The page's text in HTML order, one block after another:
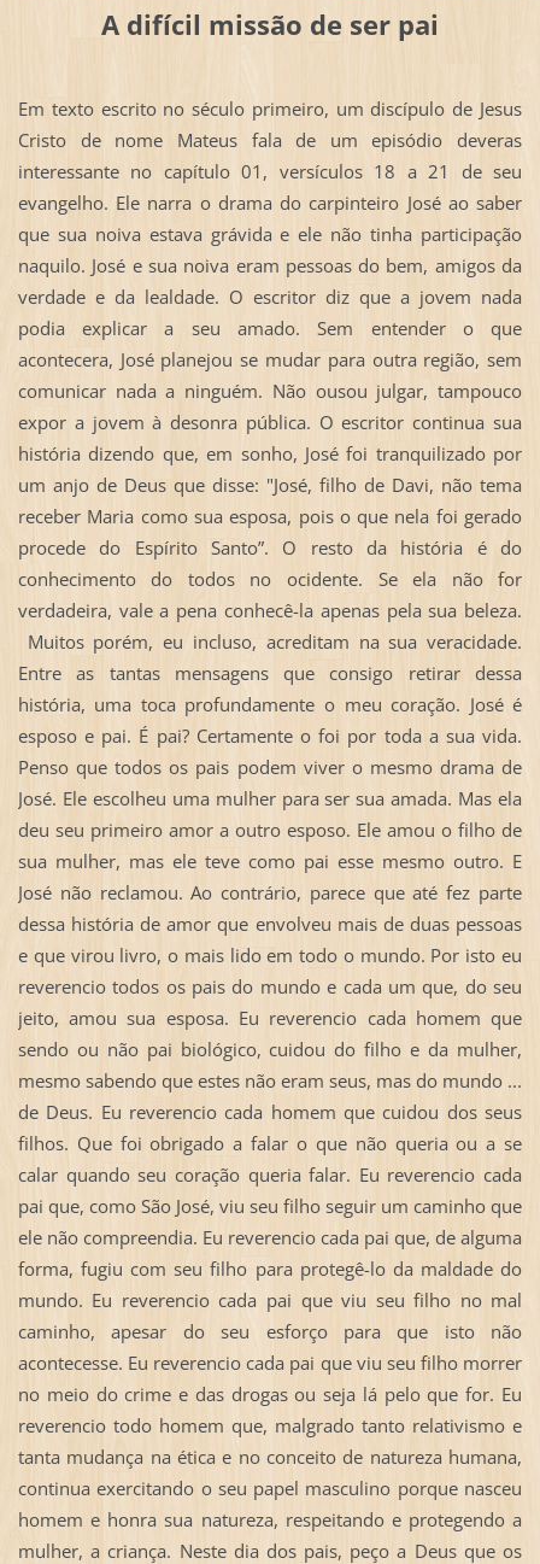
A difícil missão de ser pai
Em texto escrito no século primeiro, um discípulo de Jesus
Cristo de nome Mateus fala de um episódio deveras
interessante no capítulo 01, versículos 18 a 21 de seu
evangelho. Ele narra o drama do carpinteiro José ao saber
que sua noiva estava grávida e ele não tinha participação
naquilo. José e sua noiva eram pessoas do bem, amigos da
verdade e da lealdade. O escritor diz que a jovem nada
podia explicar a seu amado. Sem entender o que
acontecera, José planejou se mudar para outra região, sem
comunicar nada a ninguém. Não ousou julgar, tampouco
expor a jovem à desonra pública. O escritor continua sua
história dizendo que, em sonho, José foi tranquilizado por
um anjo de Deus que disse: "José, filho de Davi, não tema
receber Maria como sua esposa, pois o que nela foi gerado
procede do Espírito Santo”. O resto da história é do
conhecimento do todos no ocidente. Se ela não for
verdadeira, vale a pena conhecê-la apenas pela sua beleza.
Muitos porém, eu incluso, acreditam na sua veracidade.
Entre as tantas mensagens que consigo retirar dessa
história, uma toca profundamente o meu coração. José é
esposo e pai. É pai? Certamente o foi por toda a sua vida.
Penso que todos os pais podem viver o mesmo drama de
José. Ele escolheu uma mulher para ser sua amada. Mas ela
deu seu primeiro amor a outro esposo. Ele amou o filho de
sua mulher, mas ele teve como pai esse mesmo outro. E
José não reclamou. Ao contrário, parece que até fez parte
dessa história de amor que envolveu mais de duas pessoas
e que virou livro, o mais lido em todo o mundo. Por isto eu
reverencio todos os pais do mundo e cada um que, do seu
jeito, amou sua esposa. Eu reverencio cada homem que
sendo ou não pai biológico, cuidou do filho e da mulher,
mesmo sabendo que estes não eram seus, mas do mundo ...
de Deus. Eu reverencio cada homem que cuidou dos seus
filhos. Que foi obrigado a falar o que não queria ou a se
calar quando seu coração queria falar. Eu reverencio cada
pai que, como São José, viu seu filho seguir um caminho que
ele não compreendia. Eu reverencio cada pai que, de alguma
forma, fugiu com seu filho para protegê-lo da maldade do
mundo. Eu reverencio cada pai que viu seu filho no mal
caminho, apesar do seu esforço para que isto não
acontecesse. Eu reverencio cada pai que viu seu filho morrer
no meio do crime e das drogas ou seja lá pelo que for. Eu
reverencio todo homem que, malgrado tanto relativismo e
tanta mudança na ética e no conceito de natureza humana,
continua exercitando o seu papel masculino porque nasceu
homem e honra sua natureza, respeitando e protegendo a
mulher, a criança. Neste dia dos pais, peço a Deus que os